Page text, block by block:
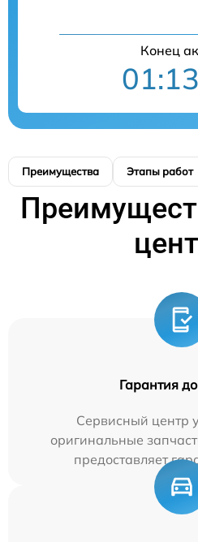
Конец
Преимущества Этапы работ
Гарантия
Сервисный центр
оригинальные
предоставляет